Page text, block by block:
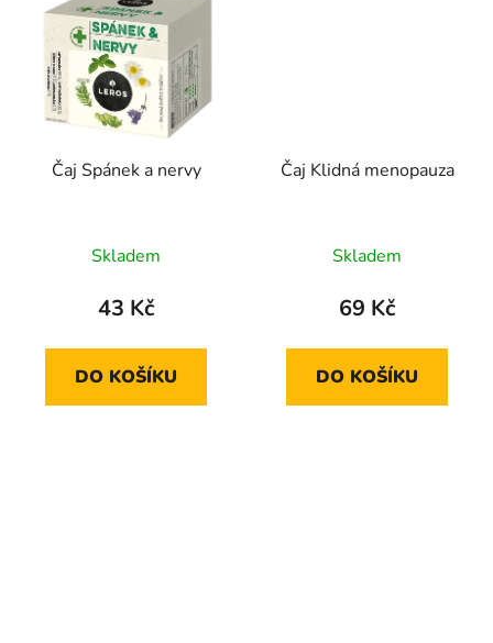
Čaj Spánek a nervy
Skladem
43 Kč
DO KOŠÍKU
Čaj Klidná menopauza
Skladem
69 Kč
DO KOŠÍKU